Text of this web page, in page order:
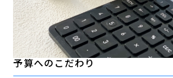
予算へのこだわり